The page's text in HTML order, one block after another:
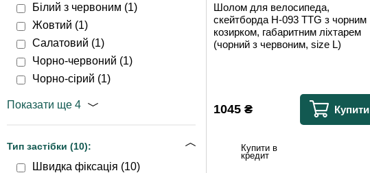
Білий з червоним (1)
Жовтий (1)
Салатовий (1)
Чорно-червоний (1)
Чорно-сірий (1)
Показати ще 4
Тип застібки (10):
Швидка фіксація (10)
Шолом для велосипеда,
скейтборда H-093 TTG з чорним
козирком, габаритним ліхтарем
(чорний з червоним, size L)
1045 ₴ Купити
Купити в
кредит